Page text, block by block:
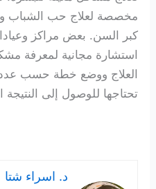
مخصصة لعلاج حب الشباب
كبر السن. بعض مراكز
استشارة مجانية لمعرفة
العلاج ووضع خطة حسب
تحتاجها للوصول إلى النتيجة
د. اسراء شتا